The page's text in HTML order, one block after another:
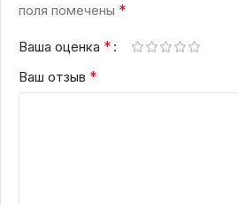
поля помечены *
Ваша оценка *
Ваш отзыв *